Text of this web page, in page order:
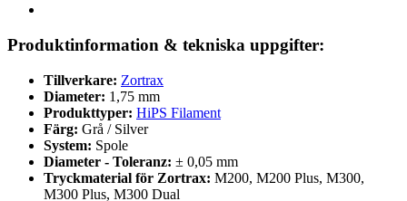
Produktinformation & tekniska uppgifter:
Tillverkare: Zortrax
Diameter: 1,75 mm
Produkttyper: HiPS Filament
Färg: Grå / Silver
System: Spole
Diameter - Toleranz: ± 0,05 mm
Tryckmaterial för Zortrax: M200, M200 Plus, M300,
M300 Plus, M300 Dual